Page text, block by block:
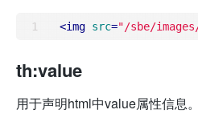
<img src="/sbe/
th:value
用于声明html中value属性信息。